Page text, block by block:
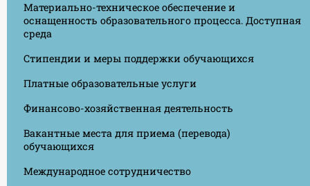
Материально-техническое обеспечение и
оснащенность образовательного процесса. Доступная
среда
Стипендии и меры поддержки обучающихся
Платные образовательные услуги
Финансово-хозяйственная деятельность
Вакантные места для приема (перевода)
обучающихся
Международное сотрудничество